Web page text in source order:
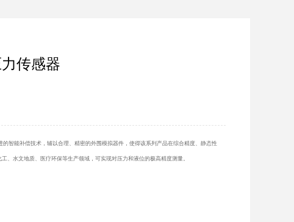
传感器
智能补偿技术，辅以合理、精密的外围模拟器件，使得该系列产品在综合精度、静态性
、水文地质、医疗环保等生产领域，可实现对压力和液位的极高精度测量。